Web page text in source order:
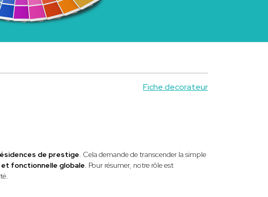
Fiche decorateur
de prestige. Cela demande de transcender la simple
fonctionnelle globale. Pour résumer, notre rôle est